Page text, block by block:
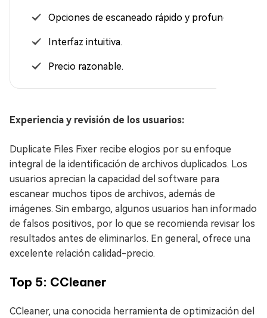
Opciones de escaneado rápido y profundo.
Interfaz intuitiva.
Precio razonable.
Experiencia y revisión de los usuarios:
Duplicate Files Fixer recibe elogios por su enfoque
integral de la identificación de archivos duplicados. Los
usuarios aprecian la capacidad del software para
escanear muchos tipos de archivos, además de
imágenes. Sin embargo, algunos usuarios han informado
de falsos positivos, por lo que se recomienda revisar los
resultados antes de eliminarlos. En general, ofrece una
excelente relación calidad-precio.
Top 5: CCleaner
CCleaner, una conocida herramienta de optimización del